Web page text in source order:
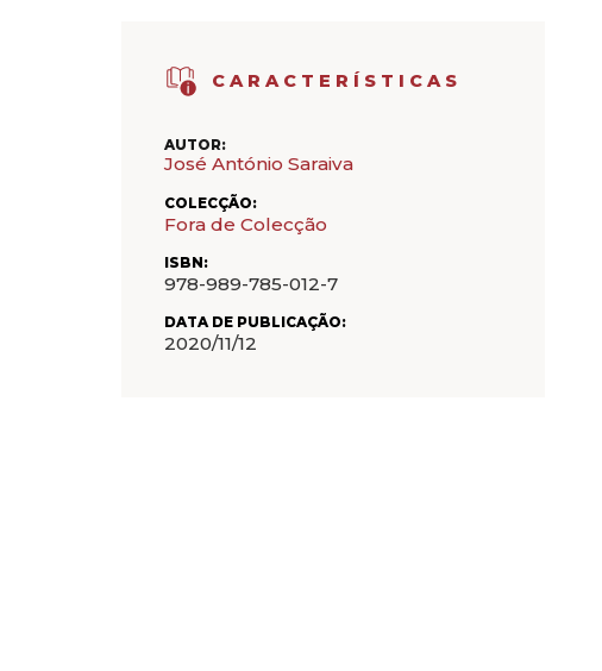
CARACTERÍSTICAS
AUTOR:
José António Saraiva
COLECÇÃO:
Fora de Colecção
ISBN:
978-989-785-012-7
DATA DE PUBLICAÇÃO:
2020/11/12